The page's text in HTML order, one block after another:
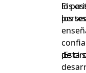
los
El
los
de
¡Esta